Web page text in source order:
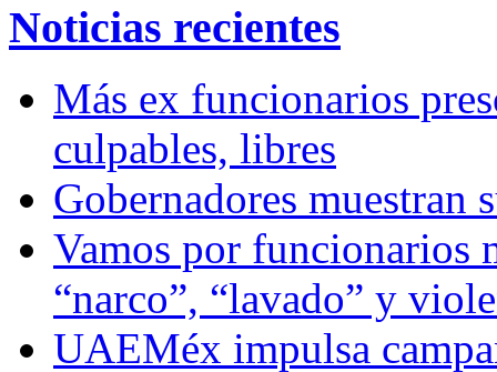
Noticias recientes
Más ex funcionarios
culpables, libres
Gobernadores muestran
Vamos por funcionarios
“narco”, “lavado” y
UAEMéx impulsa